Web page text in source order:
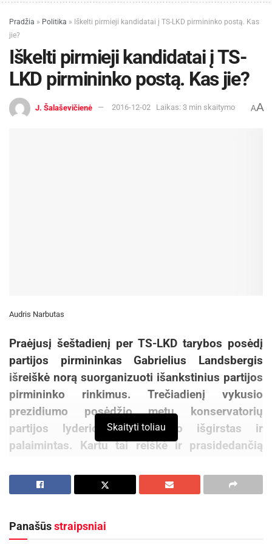
Pradžia » Politika » Iškelti pirmieji kandidatai į TS-LKD pirmininko postą. Kas
jie?
Iškelti pirmieji kandidatai į TS-
LKD pirmininko postą. Kas jie?
J. Šalaševičienė 2016-12-02 Laikas: 3 min skaitymo AA
Audris Narbutas
Praėjusį šeštadienį per TS-LKD tarybos posėdį
partijos pirmininkas Gabrielius Landsbergis
išreiškė norą suorganizuoti išankstinius partijos
pirmininko rinkimus. Trečiadienį vykusio
prezidiumo posėdžio metu konservatorių
partijos lyderio noras buvo išgirstas ir
palaimintas. Kartu tai reiškė ir prasidedančią
sureagavo ir partijos skyriai. Vakar TS-LKD
Vilniaus rajono skyriaus visuotinio susirinkimo
pirmininko postą. Beje, dabartinio pirmininko
Skaityti toliau
Panašūsstraipsniai